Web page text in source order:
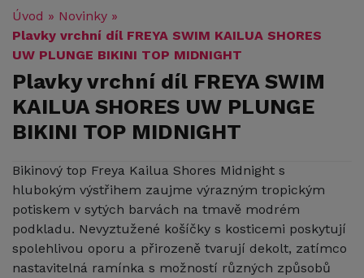
Úvod » Novinky »
Plavky vrchní díl FREYA SWIM KAILUA SHORES
UW PLUNGE BIKINI TOP MIDNIGHT
Plavky vrchní díl FREYA SWIM
KAILUA SHORES UW PLUNGE
BIKINI TOP MIDNIGHT
Bikinový top Freya Kailua Shores Midnight s
hlubokým výstřihem zaujme výrazným tropickým
potiskem v sytých barvách na tmavě modrém
podkladu. Nevyztužené košíčky s kosticemi poskytují
spolehlivou oporu a přirozeně tvarují dekolt, zatímco
nastavitelná ramínka s možností různých způsobů